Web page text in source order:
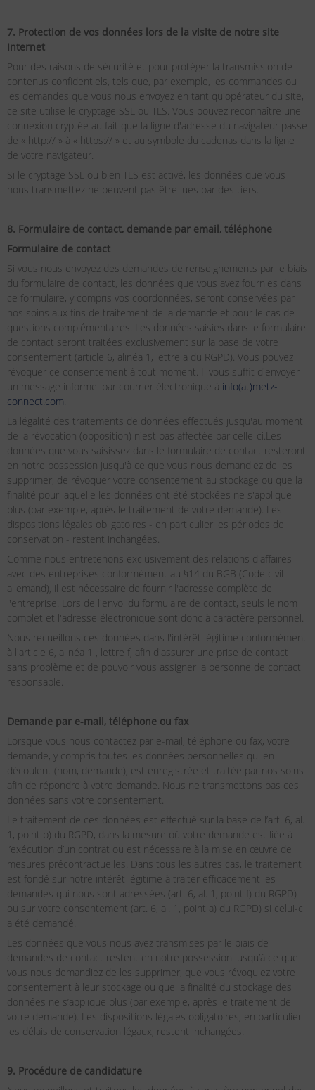
7. Protection de vos données lors de la visite de notre site
Internet
Pour des raisons de sécurité et pour protéger la transmission de
contenus confidentiels, tels que, par exemple, les commandes ou
les demandes que vous nous envoyez en tant qu'opérateur du site,
ce site utilise le cryptage SSL ou TLS. Vous pouvez reconnaître une
connexion cryptée au fait que la ligne d'adresse du navigateur passe
de « http:// » à « https:// » et au symbole du cadenas dans la ligne
de votre navigateur.
Si le cryptage SSL ou bien TLS est activé, les données que vous
nous transmettez ne peuvent pas être lues par des tiers.
8. Formulaire de contact, demande par email, téléphone
Formulaire de contact
Si vous nous envoyez des demandes de renseignements par le biais
du formulaire de contact, les données que vous avez fournies dans
ce formulaire, y compris vos coordonnées, seront conservées par
nos soins aux fins de traitement de la demande et pour le cas de
questions complémentaires. Les données saisies dans le formulaire
de contact seront traitées exclusivement sur la base de votre
consentement (article 6, alinéa 1, lettre a du RGPD). Vous pouvez
révoquer ce consentement à tout moment. Il vous suffit d'envoyer
un message informel par courrier électronique à info(at)metz-
connect.com
La légalité des traitements de données effectués jusqu'au moment
de la révocation (opposition) n'est pas affectée par celle-ci.Les
données que vous saisissez dans le formulaire de contact resteront
en notre possession jusqu'à ce que vous nous demandiez de les
supprimer, de révoquer votre consentement au stockage ou que la
finalité pour laquelle les données ont été stockées ne s'applique
plus (par exemple, après le traitement de votre demande). Les
dispositions légales obligatoires - en particulier les périodes de
conservation - restent inchangées.
Comme nous entretenons exclusivement des relations d'affaires
avec des entreprises conformément au §14 du BGB (Code civil
allemand), il est nécessaire de fournir l'adresse complète de
l'entreprise. Lors de l'envoi du formulaire de contact, seuls le nom
complet et l'adresse électronique sont donc à caractère personnel.
Nous recueillons ces données dans l'intérêt légitime conformément
à l'article 6, alinéa 1 , lettre f, afin d'assurer une prise de contact
sans problème et de pouvoir vous assigner la personne de contact
responsable.
Demande par e-mail, téléphone ou fax
Lorsque vous nous contactez par e-mail, téléphone ou fax, votre
demande, y compris toutes les données personnelles qui en
découlent (nom, demande), est enregistrée et traitée par nos soins
afin de répondre à votre demande. Nous ne transmettons pas ces
données sans votre consentement.
Le traitement de ces données est effectué sur la base de l’art. 6, al.
1, point b) du RGPD, dans la mesure où votre demande est liée à
l’exécution d’un contrat ou est nécessaire à la mise en œuvre de
mesures précontractuelles. Dans tous les autres cas, le traitement
est fondé sur notre intérêt légitime à traiter efficacement les
demandes qui nous sont adressées (art. 6, al. 1, point f) du RGPD)
ou sur votre consentement (art. 6, al. 1, point a) du RGPD) si celui-ci
a été demandé.
Les données que vous nous avez transmises par le biais de
demandes de contact restent en notre possession jusqu’à ce que
vous nous demandiez de les supprimer, que vous révoquiez votre
consentement à leur stockage ou que la finalité du stockage des
données ne s’applique plus (par exemple, après le traitement de
votre demande). Les dispositions légales obligatoires, en particulier
les délais de conservation légaux, restent inchangées.
9. Procédure de candidature